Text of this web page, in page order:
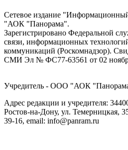
Сетевое издание
"АОК "Панорама".
Зарегистрировано Федеральной
связи, информационных
коммуникаций (Роскомнадзор).
СМИ Эл № ФС77-63561 от 02
Учредитель - ООО "АОК
Адрес редакции и учредителя:
Ростов-на-Дону, ул. Темерницкая,
39-16, email: info@panram.ru